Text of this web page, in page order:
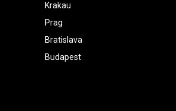
Krakau
Prag
Bratislava
Budapest